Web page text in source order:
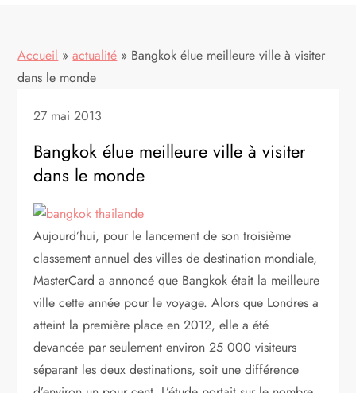
Accueil » actualité » Bangkok élue meilleure ville à visiter
dans le monde
27 mai 2013
Bangkok élue meilleure ville à visiter
dans le monde
Aujourd’hui, pour le lancement de son troisième
classement annuel des villes de destination mondiale,
MasterCard a annoncé que Bangkok était la meilleure
ville cette année pour le voyage. Alors que Londres a
atteint la première place en 2012, elle a été
devancée par seulement environ 25 000 visiteurs
séparant les deux destinations, soit une différence